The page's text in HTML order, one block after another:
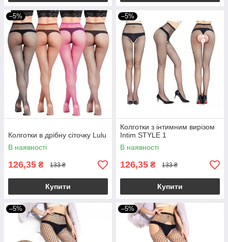
–5%
Колготки в дрібну сіточку Lulu
В наявності
126,35 ₴ 133 ₴
Купити
–5%
Колготки з інтимним вирізом
Intim STYLE 1
В наявності
126,35 ₴ 133 ₴
Купити
–5% –5%